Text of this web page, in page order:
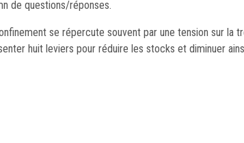
de questions/réponses.
se répercute souvent par une tension sur la
huit leviers pour réduire les stocks et diminuer